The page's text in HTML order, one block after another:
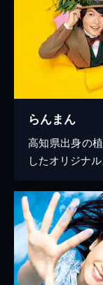
らんまん
高知県出身の
したオリジナ